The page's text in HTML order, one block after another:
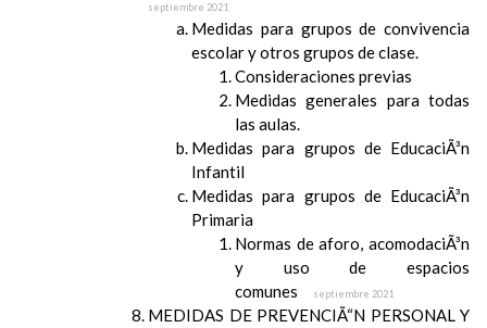
septiembre 2021
Medidas para grupos de convivencia
escolar y otros grupos de clase.
Consideraciones previas
Medidas generales para todas
las aulas.
Medidas para grupos de EducaciÃ³n
Infantil
Medidas para grupos de EducaciÃ³n
Primaria
Normas de aforo, acomodaciÃ³n
y uso de espacios
comunes
septiembre 2021
MEDIDAS DE PREVENCIÃ“N PERSONAL Y